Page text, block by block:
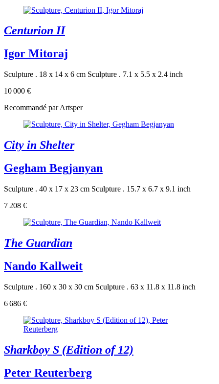
Centurion II
Igor Mitoraj
Sculpture . 18 x 14 x 6 cm Sculpture . 7.1 x 5.5 x 2.4 inch
10 000 €
Recommandé par Artsper
City in Shelter
Gegham Begjanyan
Sculpture . 40 x 17 x 23 cm Sculpture . 15.7 x 6.7 x 9.1 inch
7 208 €
The Guardian
Nando Kallweit
Sculpture . 160 x 30 x 30 cm Sculpture . 63 x 11.8 x 11.8 inch
6 686 €
Sharkboy S (Edition of 12)
Peter Reuterberg